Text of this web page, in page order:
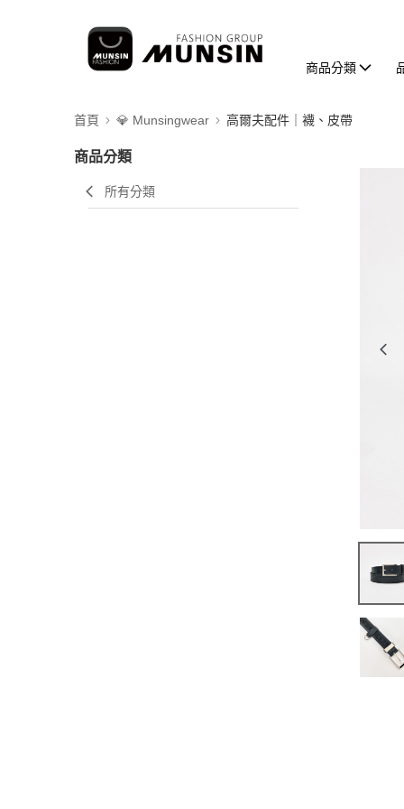
商品分類
首頁 💎 Munsingwear 高爾夫配件｜襪、皮帶
商品分類
所有分類